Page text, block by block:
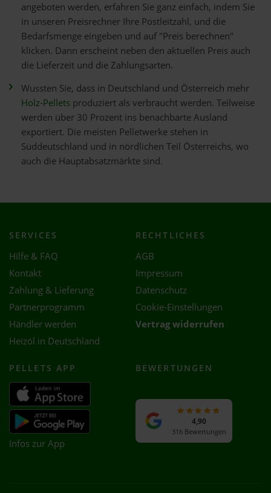
angeboten werden, erfahren Sie ganz einfach, indem Sie
in unseren Preisrechner Ihre Postleitzahl, und die
Bedarfsmenge eingeben und auf "Preis berechnen"
klicken. Dann erscheint neben den aktuellen Preis auch
die Lieferzeit und die Zahlungsarten.
Wussten Sie, dass in Deutschland und Österreich mehr
Holz-Pellets produziert als verbraucht werden. Teilweise
werden über 30 Prozent ins benachbarte Ausland
exportiert. Die meisten Pelletwerke stehen in
Süddeutschland und in nördlichen Teil Österreichs, wo
auch die Hauptabsatzmärkte sind.
SERVICES
Hilfe & FAQ
Kontakt
Zahlung & Lieferung
Partnerprogramm
Händler werden
Heizöl in Deutschland
RECHTLICHES
AGB
Impressum
Datenschutz
Cookie-Einstellungen
Vertrag widerrufen
PELLETS APP
Infos zur App
BEWERTUNGEN
4,90
316 Bewertungen